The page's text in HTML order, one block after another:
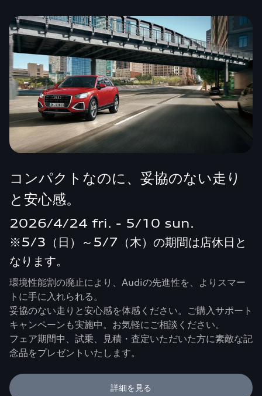
コンパクトなのに、妥協のない走り
と安心感。
2026/4/24 fri. - 5/10 sun.
※5/3（日）～5/7（木）の期間は店休日と
なります。
環境性能割の廃止により、Audiの先進性を、よりスマー
トに手に入れられる。
妥協のない走りと安心感を体感ください。ご購入サポート
キャンペーンも実施中。お気軽にご相談ください。
フェア期間中、試乗、見積・査定いただいた方に素敵な記
念品をプレゼントいたします。
詳細を見る